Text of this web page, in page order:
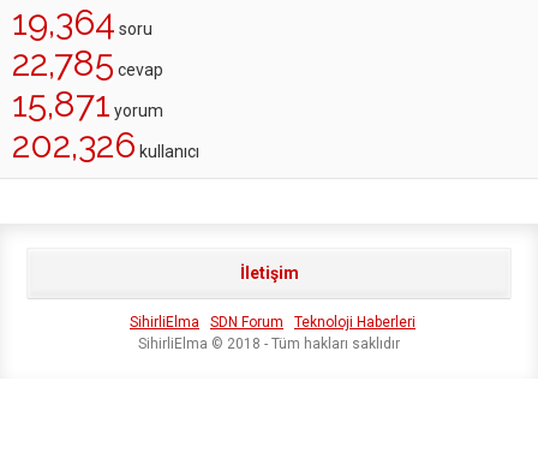
19,364 soru
22,785 cevap
15,871 yorum
202,326 kullanıcı
İletişim
SihirliElma SDN Forum
Teknoloji Haberleri
SihirliElma © 2018 - Tüm hakları saklıdır